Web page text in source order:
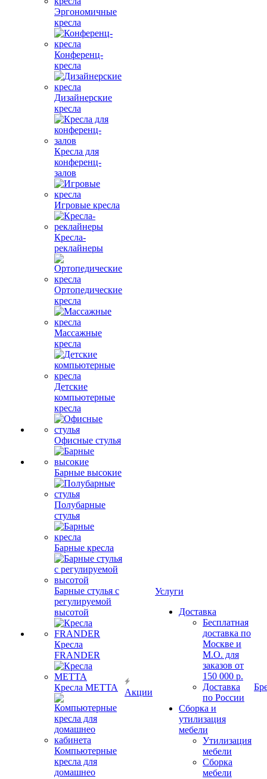
Эргономичные
кресла
Конференц-
кресла
Дизайнерские
кресла
Кресла для
конференц-
залов
Игровые кресла
Кресла-
реклайнеры
Ортопедические
кресла
Массажные
кресла
Детские
компьютерные
кресла
Офисные стулья
Барные высокие
Полубарные
стулья
Барные кресла
Барные стулья с
регулируемой
высотой
Кресла
FRANDER
Кресла METTA
Компьютерные
кресла для
домашнео
Акции
Услуги
Доставка
Бесплатная
доставка по
Москве и
М.О. для
заказов от
150 000 р.
Доставка
по России
Сборка и
утилизация
мебели
Утилизация
мебели
Сборка
мебели